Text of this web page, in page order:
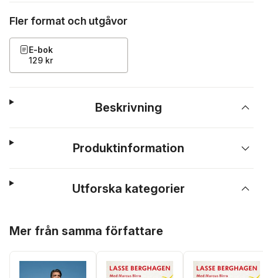
Fler format och utgåvor
E-bok
129 kr
Beskrivning
Produktinformation
Utforska kategorier
Mer från samma författare